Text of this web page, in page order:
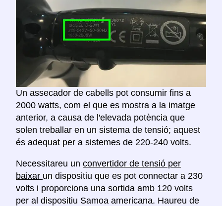
Un assecador de cabells pot consumir fins a
2000 watts, com el que es mostra a la imatge
anterior, a causa de l'elevada potència que
solen treballar en un sistema de tensió; aquest
és adequat per a sistemes de 220-240 volts.
Necessitareu un convertidor de tensió per
baixar un dispositiu que es pot connectar a 230
volts i proporciona una sortida amb 120 volts
per al dispositiu Samoa americana. Haureu de